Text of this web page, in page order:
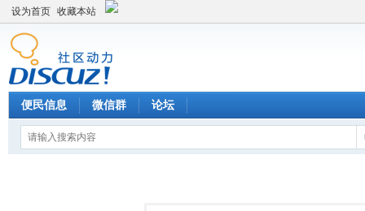
设为首页 收藏本站
便民信息 微信群 论坛